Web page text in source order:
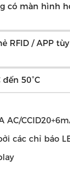
có màn hình
RFID / APP
đến 50°C
AC/
các chỉ báo